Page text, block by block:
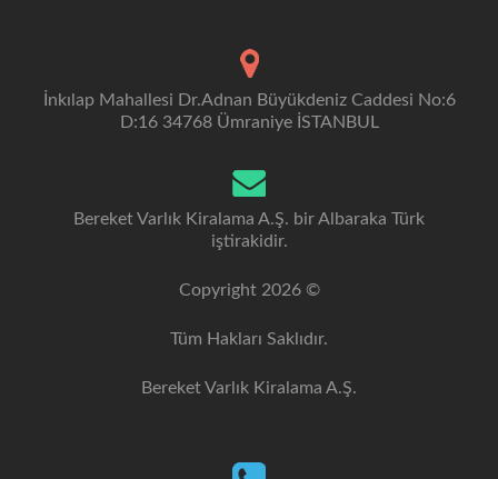
İnkılap Mahallesi Dr.Adnan Büyükdeniz Caddesi No:6
D:16 34768 Ümraniye İSTANBUL
Bereket Varlık Kiralama A.Ş. bir Albaraka Türk
iştirakidir.
Copyright 2026 ©
Tüm Hakları Saklıdır.
Bereket Varlık Kiralama A.Ş.